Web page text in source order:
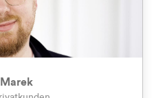
(exkl. MwSt.)